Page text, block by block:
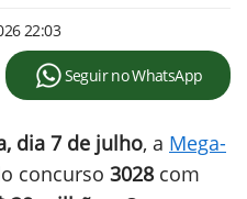
22:03
Seguir no WhatsApp
dia 7 de julho, a Mega-
concurso 3028 com